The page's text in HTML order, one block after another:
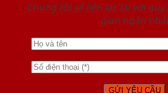
Chúng tôi sẽ liên lạc lại với
gian ngắn